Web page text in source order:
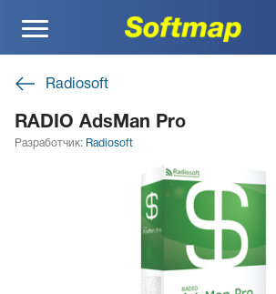
Меню
Radiosoft
RADIO AdsMan Pro
Разработчик: Radiosoft